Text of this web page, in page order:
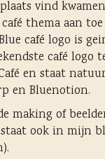
vind
thema aan
café logo is
café logo
en staat
en Bluenotion.
making of
staat ook in mijn